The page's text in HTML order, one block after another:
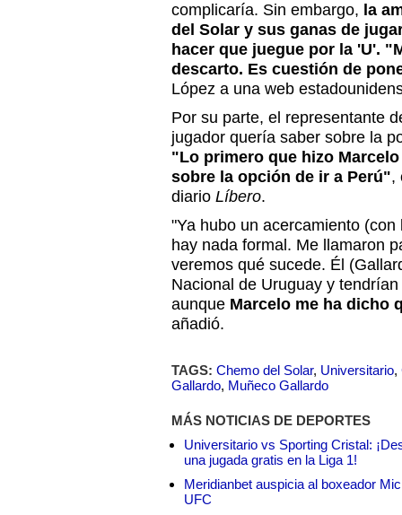
complicaría. Sin embargo, la
del Solar y sus ganas de
hacer que juegue por la 'U'.
descarto. Es cuestión de
López a una web
Por su parte, el representante
jugador quería saber sobre la
"Lo primero que hizo
sobre la opción de ir a Perú",
diario Líbero.
"Ya hubo un acercamiento
hay nada formal. Me llamaron
veremos qué sucede. Él
Nacional de Uruguay y
aunque Marcelo me ha dicho
añadió.
TAGS: Chemo del Solar, Universitario,
Gallardo, Muñeco Gallardo
MÁS NOTICIAS DE DEPORTES
Universitario vs Sporting Cristal:
una jugada gratis en la Liga 1!
Meridianbet auspicia al boxeador
UFC